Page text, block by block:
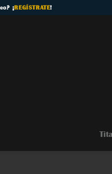
? ¡REGÍSTRATE!